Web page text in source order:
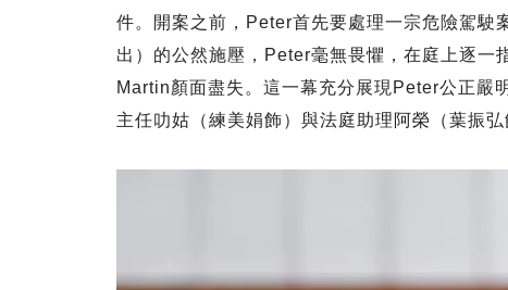
件。開案之前，Peter首先要處理一宗危險駕駛
出）的公然施壓，Peter毫無畏懼，在庭上逐一
Martin顏面盡失。這一幕充分展現Peter公正嚴
主任叻姑（練美娟飾）與法庭助理阿榮（葉振弘